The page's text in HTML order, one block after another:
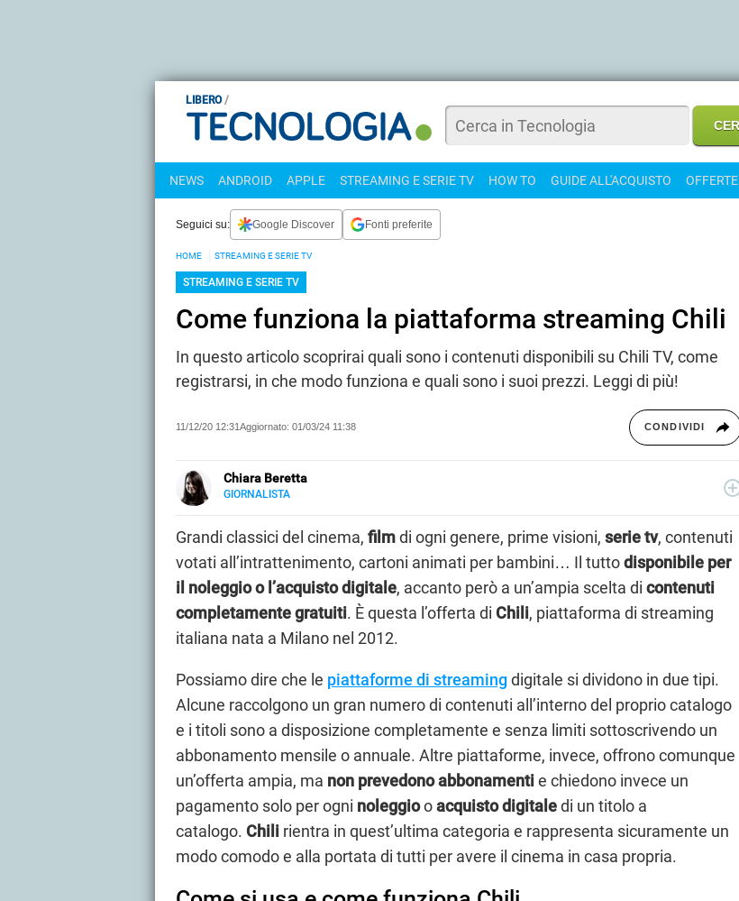
LIBERO
NEWS ANDROID APPLE STREAMING E SERIE TV HOW TO GUIDE ALL'ACQUISTO OFFERTE
Seguici su: Google Discover Fonti preferite
HOME STREAMING E SERIE TV
STREAMING E SERIE TV
Come funziona la piattaforma streaming Chili
In questo articolo scoprirai quali sono i contenuti disponibili su Chili TV, come
registrarsi, in che modo funziona e quali sono i suoi prezzi. Leggi di più!
11/12/20 12:31 Aggiornato: 01/03/24 11:38 CONDIVIDI
Chiara Beretta
GIORNALISTA
cartacee. Su Libero Tecnologia scrive di serie tv, film e spettacolo.
Grandi classici del cinema, filmdi ogni genere, prime visioni, serie tv, contenuti
votati all’intrattenimento, cartoni animati per bambini… Il tuttodisponibile per
il noleggio o l’acquisto digitale, accanto però a un’ampia scelta di contenuti
completamente gratuiti. È questa l’offerta di Chili, piattaforma di streaming
italiana nata a Milano nel 2012.
Possiamo dire che le piattaforme di streamingdigitale si dividono in due tipi.
Alcune raccolgono un gran numero di contenuti all’interno del proprio catalogo
e i titoli sono a disposizione completamente e senza limiti sottoscrivendo un
abbonamento mensile o annuale. Altre piattaforme, invece, offrono comunque
un’offerta ampia, ma non prevedono abbonamentie chiedono invece un
pagamento solo per ogni noleggiooacquisto digitaledi un titolo a
catalogo. Chili rientra in quest’ultima categoria e rappresenta sicuramente un
modo comodo e alla portata di tutti per avere il cinema in casa propria.